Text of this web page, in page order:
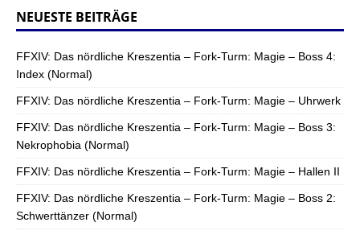
NEUESTE BEITRÄGE
FFXIV: Das nördliche Kreszentia – Fork-Turm: Magie – Boss 4:
Index (Normal)
FFXIV: Das nördliche Kreszentia – Fork-Turm: Magie – Uhrwerk
FFXIV: Das nördliche Kreszentia – Fork-Turm: Magie – Boss 3:
Nekrophobia (Normal)
FFXIV: Das nördliche Kreszentia – Fork-Turm: Magie – Hallen II
FFXIV: Das nördliche Kreszentia – Fork-Turm: Magie – Boss 2:
Schwerttänzer (Normal)